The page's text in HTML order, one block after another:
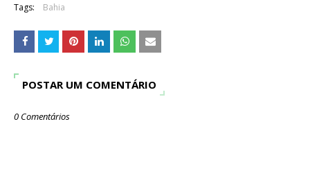
Tags: Bahia
POSTAR UM COMENTÁRIO
0 Comentários